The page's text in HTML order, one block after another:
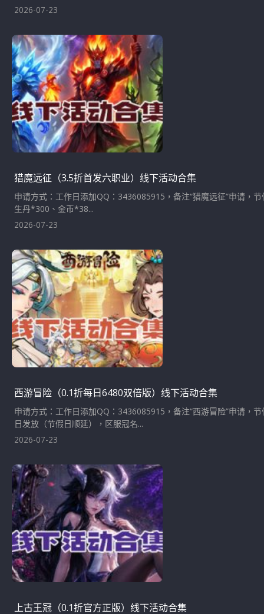
2026-07-23
猎魔远征（3.5折首发六职业）线下活动合集
申请方式：工作日添加QQ：3436085915，备注“猎魔远征”申请，
生丹*300、金币*38...
2026-07-23
西游冒险（0.1折每日6480双倍版）线下活动合集
申请方式：工作日添加QQ：3436085915，备注“西游冒险”申请，
日发放（节假日顺延），区服冠名...
2026-07-23
上古王冠（0.1折官方正版）线下活动合集